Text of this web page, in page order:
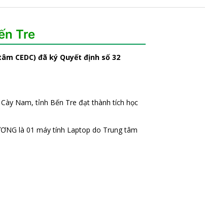
Tre
CEDC) đã ký Quyết định số 32
Nam, tỉnh Bến Tre đạt thành tích học
là 01 máy tính Laptop do Trung tâm